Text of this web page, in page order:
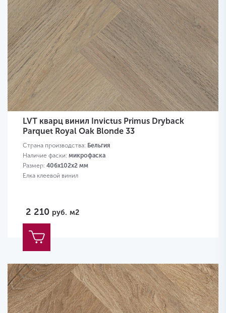
LVT кварц винил Invictus Primus Dryback
Parquet Royal Oak Blonde 33
Страна производства: Бельгия
Наличие фаски: микрофаска
Размер: 406х102х2 мм
Елка клеевой винил
2 210 руб. м2